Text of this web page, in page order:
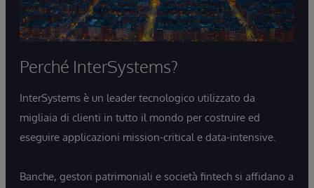
Perché InterSystems?
InterSystems è un leader tecnologico utilizzato da
migliaia di clienti in tutto il mondo per costruire ed
eseguire applicazioni mission-critical e data-intensive.
Banche, gestori patrimoniali e società fintech si affidano a